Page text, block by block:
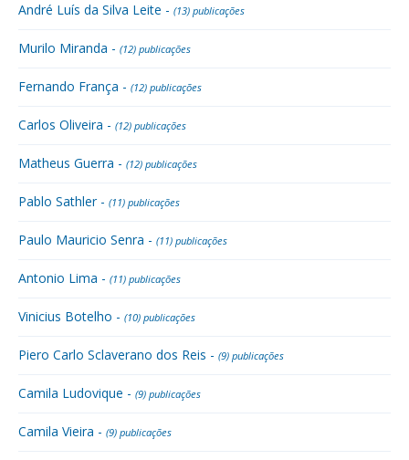
André Luís da Silva Leite - (13) publicações
Murilo Miranda - (12) publicações
Fernando França - (12) publicações
Carlos Oliveira - (12) publicações
Matheus Guerra - (12) publicações
Pablo Sathler - (11) publicações
Paulo Mauricio Senra - (11) publicações
Antonio Lima - (11) publicações
Vinicius Botelho - (10) publicações
Piero Carlo Sclaverano dos Reis - (9) publicações
Camila Ludovique - (9) publicações
Camila Vieira - (9) publicações